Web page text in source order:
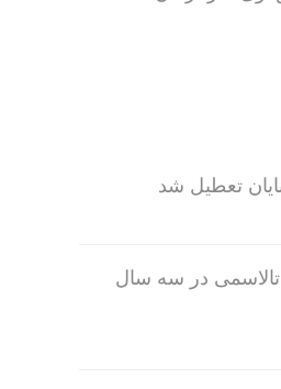
تعطیل شد
بیمار تالاسمی در سه سال